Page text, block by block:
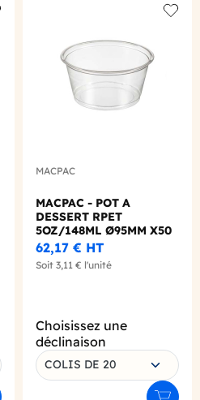
MACPAC
MACPAC - POT A
DESSERT RPET
5OZ/148ML Ø95MM X50
62,17 € HT
Soit 3,11 € l'unité
Choisissez une
déclinaison
COLIS DE 20